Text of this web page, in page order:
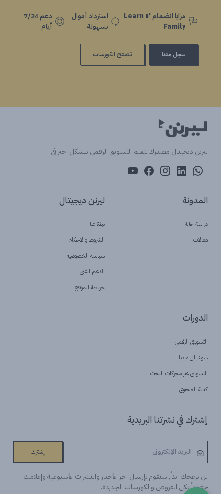
مزايا انضمام Learn n'
Family
استرداد أموال
بسهولة
دعم 7/24
أيام
سجل معنا تصفح الكورسات
ليرنن ديجيتال مصدرك لتعلم التسويق الرقمي بــشكل احترافي
المدونة
دراسة حالة
مقالات
ليرنن ديجيتال
نبذة عنا
الشروط والاحكام
سياسة الخصوصية
الدعم الفنى
خريطة الموقع
الدورات
التسويق الرقمي
سوشيال ميديا
التسويق عبر محركات البحث
كتابة المحتوى
إشترك في نشرتنا البريدية
إشترك
لن نزعجك ابداً, سنقوم بإرسال اخر الأخبار والنشرات الأسبوعية وإعلامك
حصرياً بكل العروض والكورسات الجديدة.